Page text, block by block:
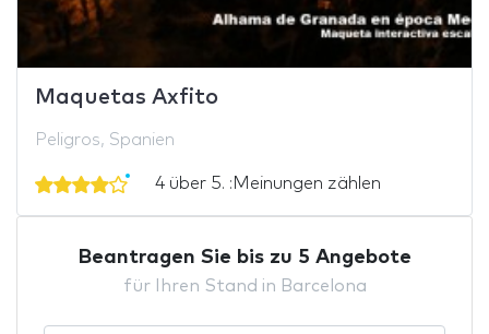
Maquetas Axfito
Peligros, Spanien
4 über 5. :Meinungen zählen
Beantragen Sie bis zu 5 Angebote
für Ihren Stand in Barcelona